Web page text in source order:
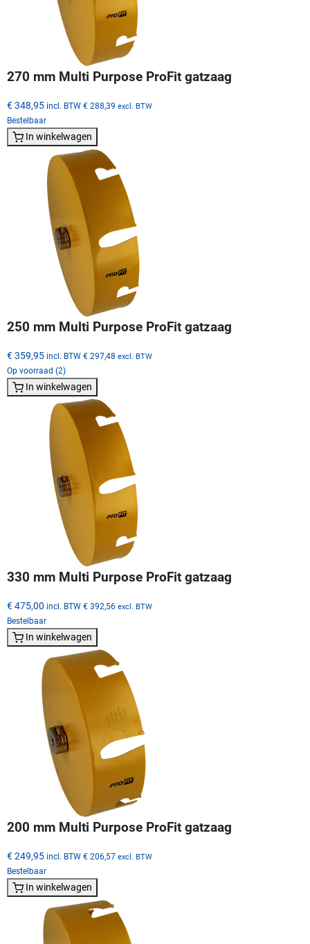
270 mm Multi Purpose ProFit gatzaag
€ 348,95 incl. BTW € 288,39 excl. BTW
Bestelbaar
In winkelwagen
250 mm Multi Purpose ProFit gatzaag
€ 359,95 incl. BTW € 297,48 excl. BTW
Op voorraad (2)
In winkelwagen
330 mm Multi Purpose ProFit gatzaag
€ 475,00 incl. BTW € 392,56 excl. BTW
Bestelbaar
In winkelwagen
200 mm Multi Purpose ProFit gatzaag
€ 249,95 incl. BTW € 206,57 excl. BTW
Bestelbaar
In winkelwagen